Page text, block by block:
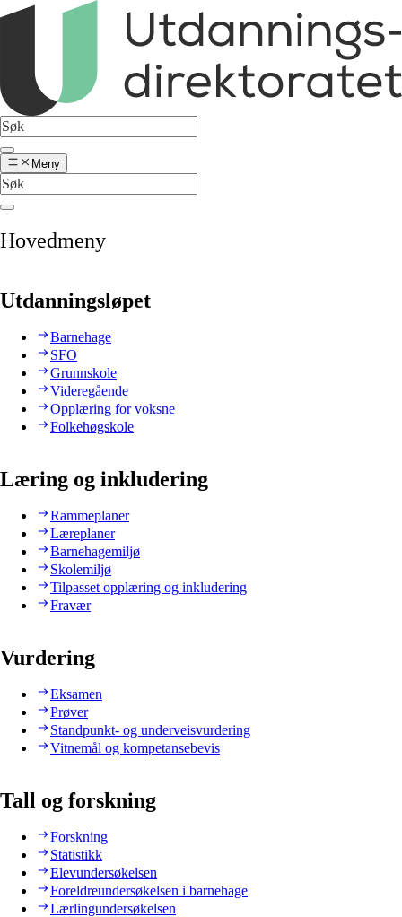
Meny
Hovedmeny
Utdanningsløpet
Barnehage
SFO
Grunnskole
Videregående
Opplæring for voksne
Folkehøgskole
Læring og inkludering
Rammeplaner
Læreplaner
Barnehagemiljø
Skolemiljø
Tilpasset opplæring og inkludering
Fravær
Vurdering
Eksamen
Prøver
Standpunkt- og underveisvurdering
Vitnemål og kompetansebevis
Tall og forskning
Forskning
Statistikk
Elevundersøkelsen
Foreldreundersøkelsen i barnehage
Lærlingundersøkelsen